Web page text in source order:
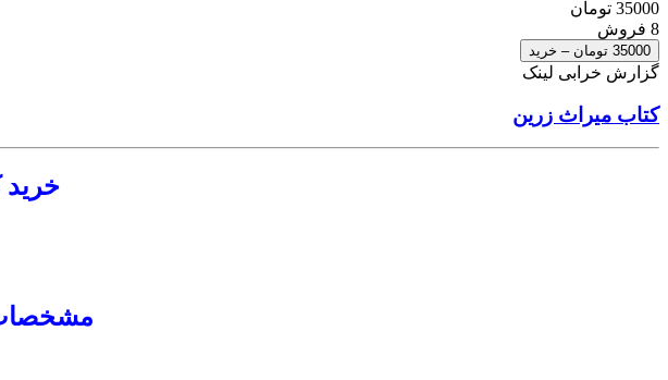
35000 تومان
8 فروش
35000 تومان – خرید
گزارش خرابی لینک
کتاب میراث زرین
خرید